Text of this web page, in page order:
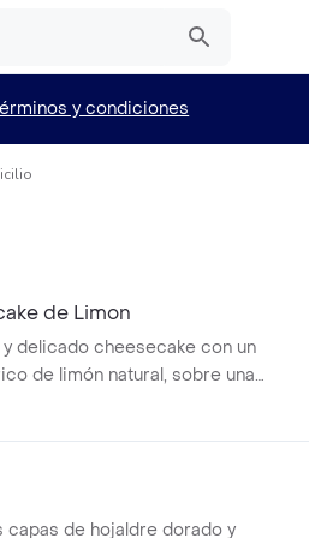
y condiciones
de Limon
delicado cheesecake con un
de limón natural, sobre una
dorada y mantequillosa. .
capas de hojaldre dorado y